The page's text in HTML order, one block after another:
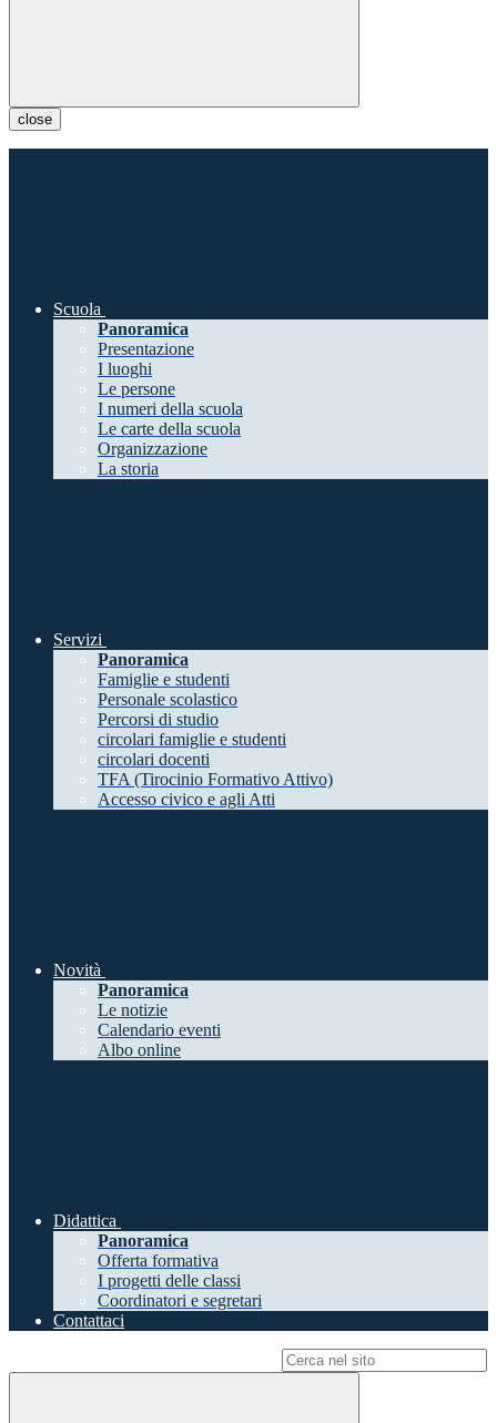
close
Scuola
Panoramica
Presentazione
I luoghi
Le persone
I numeri della scuola
Le carte della scuola
Organizzazione
La storia
Servizi
Panoramica
Famiglie e studenti
Personale scolastico
Percorsi di studio
circolari famiglie e studenti
circolari docenti
TFA (Tirocinio Formativo Attivo)
Accesso civico e agli Atti
Novità
Panoramica
Le notizie
Calendario eventi
Albo online
Didattica
Panoramica
Offerta formativa
I progetti delle classi
Coordinatori e segretari
Contattaci